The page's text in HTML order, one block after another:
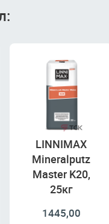
LINNIMAX
Mineralputz
Master K20,
25кг
1445,00